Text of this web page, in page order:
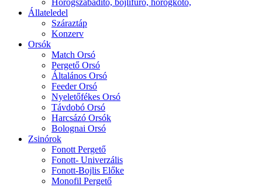
Horogszabadító, bojlifúró, horogkötő,
Állateledel
Száraztáp
Konzerv
Orsók
Match Orsó
Pergető Orsó
Általános Orsó
Feeder Orsó
Nyeletőfékes Orsó
Távdobó Orsó
Harcsázó Orsók
Bolognai Orsó
Zsinórok
Fonott Pergető
Fonott- Univerzális
Fonott-Bojlis Előke
Monofil Pergető